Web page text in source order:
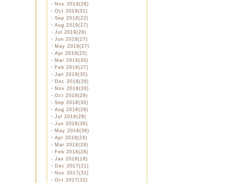
・ Nov 2019(28)
・ Oct 2019(31)
・ Sep 2019(22)
・ Aug 2019(27)
・ Jul 2019(28)
・ Jun 2019(27)
・ May 2019(27)
・ Apr 2019(25)
・ Mar 2019(30)
・ Feb 2019(27)
・ Jan 2019(30)
・ Dec 2018(29)
・ Nov 2018(20)
・ Oct 2018(29)
・ Sep 2018(30)
・ Aug 2018(29)
・ Jul 2018(28)
・ Jun 2018(30)
・ May 2018(36)
・ Apr 2018(24)
・ Mar 2018(29)
・ Feb 2018(28)
・ Jan 2018(18)
・ Dec 2017(21)
・ Nov 2017(31)
・ Oct 2017(32)